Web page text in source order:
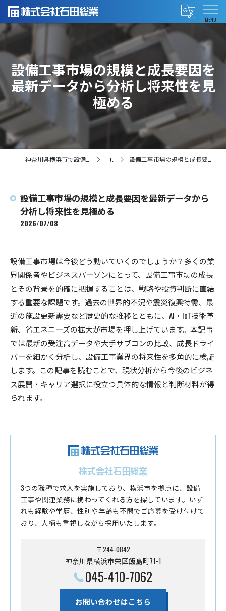
設備工事市場の規模と成長要因を
最新データから分析し将来性を見
極める
コラム 設備工事市場の規模と成長要因を最新データから分析し将来性を見極める
設備工事市場の規模と成長要因を最新データから
分析し将来性を見極める
2026/07/08
設備工事市場は今後どう動いていくのでしょうか？多くの業
界関係者やビジネスパーソンにとって、設備工事市場の成長
とその背景を的確に把握することは、戦略や投資判断に直結
する重要な課題です。過去の世界的不況や震災復興特需、最
近の施設更新需要など歴史的な推移とともに、AI・IoT技術革
新、省エネニーズの拡大が市場を押し上げています。本記事
では最新の受注高データや大手サブコンの比較、成長ドライ
バーを細かく分析し、設備工事業界の将来性を多角的に検証
します。この記事を読むことで、現状分析から今後のビジネ
ス展開・キャリア選択に役立つ具体的な情報と判断材料が得
られます。
株式会社石田総業
3つの職種で求人を実施しており、横浜市を拠点に、設備
工事や関連業務に携わってくれる方を探しています。いず
れも経験や学歴、性別や年齢も不問でご応募を受け付けて
おり、人柄も重視しながら採用いたします。
〒244-0842
神奈川県横浜市栄区飯島町71-1
045-410-7062
お問い合わせはこちら